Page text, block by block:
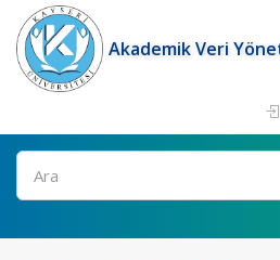
Akademik Veri
Ara